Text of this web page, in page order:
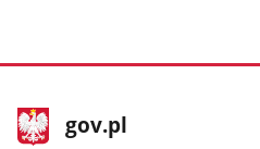
stopka
gov.pl
Strona
gov.pl